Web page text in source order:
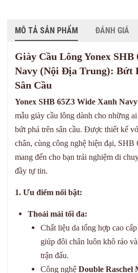
MÔ TẢ SẢN PHẨM ĐÁNH GIÁ
Giày Cầu Lông Yonex
Navy (Nội Địa Trung): Bứt
Sân Cầu
Yonex SHB 65Z3 Wide Xanh
mẫu giày cầu lông dành cho những
bứt phá trên sân cầu. Được thiết kế
chân, cùng công nghệ hiện đại, SHB
mang đến cho bạn trải nghiệm di
đầy tự tin.
1. Ưu điểm nổi bật:
Thoải mái tối đa:
Chất liệu da tổng hợp cao
giúp đôi chân luôn khô ráo
trận đấu.
Công nghệ Double Raschel